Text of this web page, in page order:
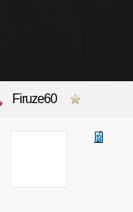
Firuze60